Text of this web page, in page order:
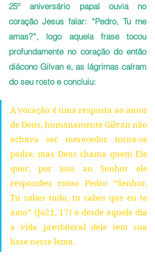
25º aniversário papal ouvia no
coração Jesus falar: “Pedro, Tu me
amas?”, logo aquela frase tocou
profundamente no coração do então
diácono Gilvan e, as lágrimas caíram
do seu rosto e concluiu:
A vocação é uma resposta ao amor
de Deus, humanamente Gilvan não
achava ser merecedor torna-se
padre, mas Deus chama quem Ele
quer, por isso ao Senhor ele
respondeu como Pedro “Senhor,
Tu sabes tudo, tu sabes que eu te
amo” (Jo21, 17) e desde aquele dia
a vida presbiteral dele tem sua
base nesse lema.